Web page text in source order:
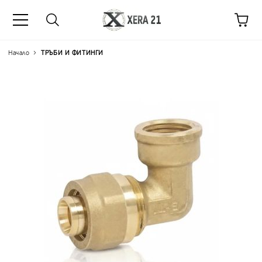
Начало ТРЪБИ И ФИТИНГИ
Цена на продукта: